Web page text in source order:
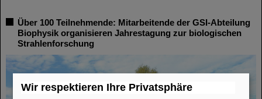
Über 100 Teilnehmende: Mitarbeitende der GSI-Abteilung
Biophysik organisieren Jahrestagung zur biologischen
Strahlenforschung
Wir respektieren Ihre Privatsphäre